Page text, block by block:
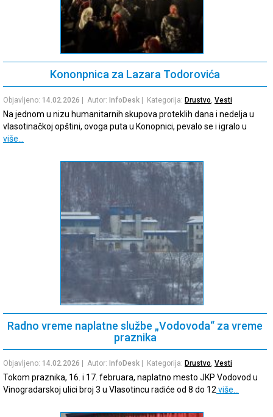
Kononpnica za Lazara Todorovića
Objavljeno: 14.02.2026 | Autor: InfoDesk | Kategorija: Drustvo, Vesti
Na jednom u nizu humanitarnih skupova proteklih dana i nedelja u
vlasotinačkoj opštini, ovoga puta u Konopnici, pevalo se i igralo u
više…
Radno vreme naplatne službe „Vodovoda“ za vreme
praznika
Objavljeno: 14.02.2026 | Autor: InfoDesk | Kategorija: Drustvo, Vesti
Tokom praznika, 16. i 17. februara, naplatno mesto JKP Vodovod u
Vinogradarskoj ulici broj 3 u Vlasotincu radiće od 8 do 12 više…